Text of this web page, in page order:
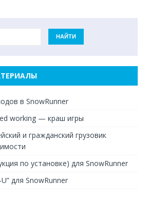
в SnowRunner
working — краш игры
и гражданский грузовик
по установке) для SnowRunner
для SnowRunner